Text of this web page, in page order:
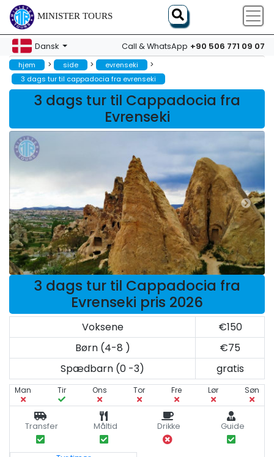
MINISTER TOURS
Dansk Call & WhatsApp +90 506 771 09 07
hjem > side > evrenseki >
3 dags tur til cappadocia fra evrenseki
3 dags tur til Cappadocia fra
Evrenseki
3 dags tur til Cappadocia fra
Evrenseki pris 2026
Voksene
€150
Børn (4-8 )
€75
Spædbarn (0 -3)
gratis
Man Tir Ons Tor Fre Lør Søn
Transfer Måltid Drikke Guide